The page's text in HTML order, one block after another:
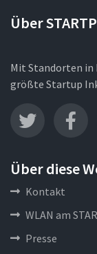
Über
Mit Standorten in
größte Startup
Über diese
Kontakt
WLAN am
Presse